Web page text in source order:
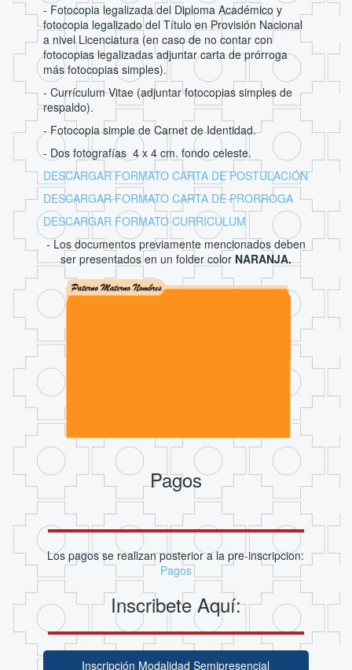
- Fotocopia legalizada del Diploma Académico y
fotocopia legalizado del Título en Provisión Nacional
a nivel Licenciatura (en caso de no contar con
fotocopias legalizadas adjuntar carta de prórroga
más fotocopias simples).
- Currículum Vitae (adjuntar fotocopias simples de
respaldo).
- Fotocopia simple de Carnet de Identidad.
- Dos fotografías 4 x 4 cm. fondo celeste.
DESCARGAR FORMATO CARTA DE POSTULACIÓN
DESCARGAR FORMATO CARTA DE PRORROGA
DESCARGAR FORMATO CURRICULUM
- Los documentos previamente mencionados deben
ser presentados en un folder color NARANJA.
Pagos
Los pagos se realizan posterior a la pre-inscripcion:
Pagos
Inscribete Aquí:
Inscripción Modalidad Semipresencial